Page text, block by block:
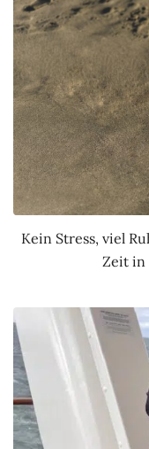
Kein Stress, viel
Zeit